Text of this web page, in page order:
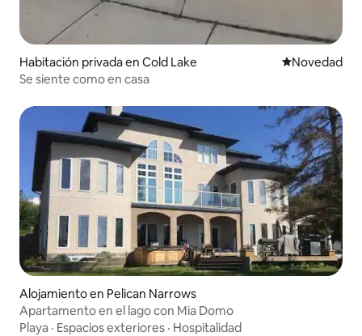
Habitación privada en Cold Lake Lugar para
Novedad
Se siente como en casa
Alojamiento en Pelican Narrows
Apartamento en el lago con Mia Domo
Playa · Espacios exteriores · Hospitalidad